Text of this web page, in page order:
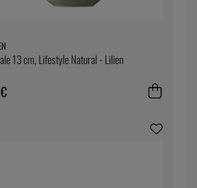
13 cm, Lifestyle Natural - Lilien